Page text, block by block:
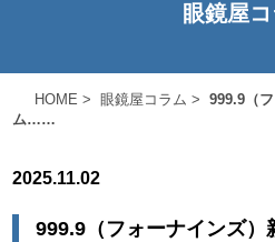
眼鏡屋
HOME > 眼鏡屋コラム >999.9（
ム……
2025.11.02
999.9（フォーナインズ）